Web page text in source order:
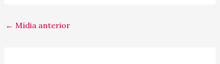
← Mídia anterior